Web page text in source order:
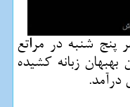
شنبه در مراتع
زبانه كشیده
درآمد.